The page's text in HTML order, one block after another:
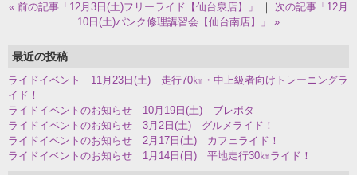
« 前の記事「12月3日(土)フリーライド【仙台泉店】」 ｜ 次の記事「12月
10日(土)パンク修理講習会【仙台南店】」 »
最近の投稿
ライドイベント 11月23日(土) 走行70㎞・中上級者向けトレーニングラ
イド！
ライドイベントのお知らせ 10月19日(土) ブレポタ
ライドイベントのお知らせ 3月2日(土) グルメライド！
ライドイベントのお知らせ 2月17日(土) カフェライド！
ライドイベントのお知らせ 1月14日(日) 平地走行30㎞ライド！